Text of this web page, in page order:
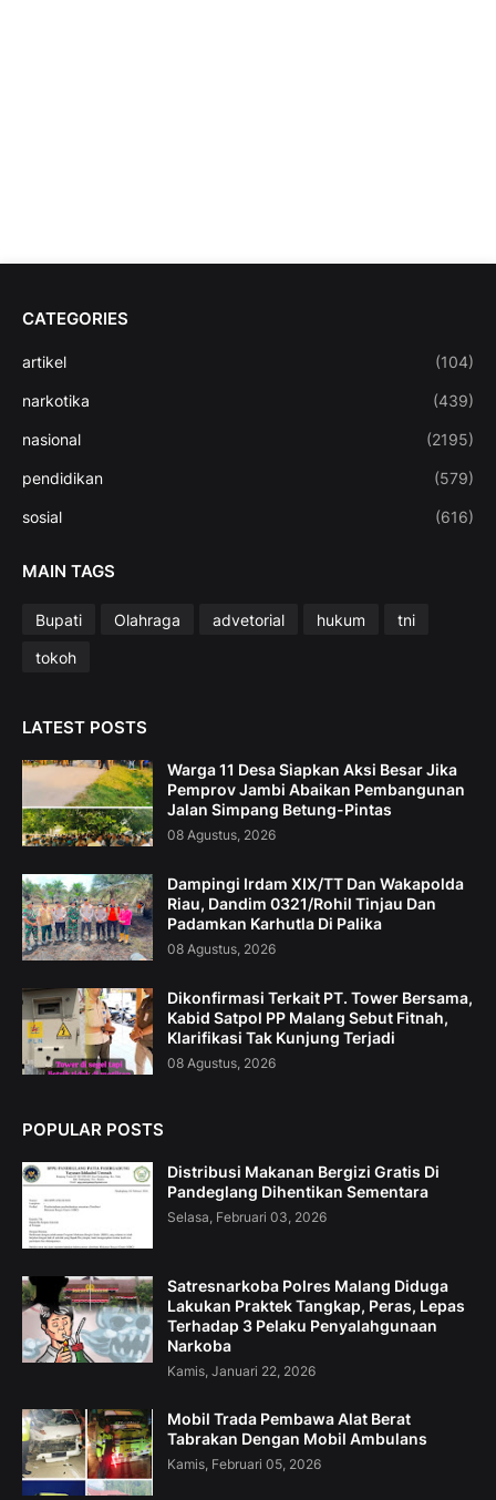
CATEGORIES
artikel (104)
narkotika (439)
nasional (2195)
pendidikan (579)
sosial (616)
MAIN TAGS
Bupati Olahraga advetorial hukum
tni
tokoh
LATEST POSTS
Warga 11 Desa Siapkan Aksi Besar Jika
Pemprov Jambi Abaikan Pembangunan
Jalan Simpang Betung-Pintas
08 Agustus, 2026
Dampingi Irdam XIX/TT Dan Wakapolda
Riau, Dandim 0321/Rohil Tinjau Dan
Padamkan Karhutla Di Palika
08 Agustus, 2026
Dikonfirmasi Terkait PT. Tower Bersama,
Kabid Satpol PP Malang Sebut Fitnah,
Klarifikasi Tak Kunjung Terjadi
08 Agustus, 2026
POPULAR POSTS
Distribusi Makanan Bergizi Gratis Di
Pandeglang Dihentikan Sementara
Selasa, Februari 03, 2026
Satresnarkoba Polres Malang Diduga
Lakukan Praktek Tangkap, Peras, Lepas
Terhadap 3 Pelaku Penyalahgunaan
Narkoba
Kamis, Januari 22, 2026
Mobil Trada Pembawa Alat Berat
Tabrakan Dengan Mobil Ambulans
Kamis, Februari 05, 2026